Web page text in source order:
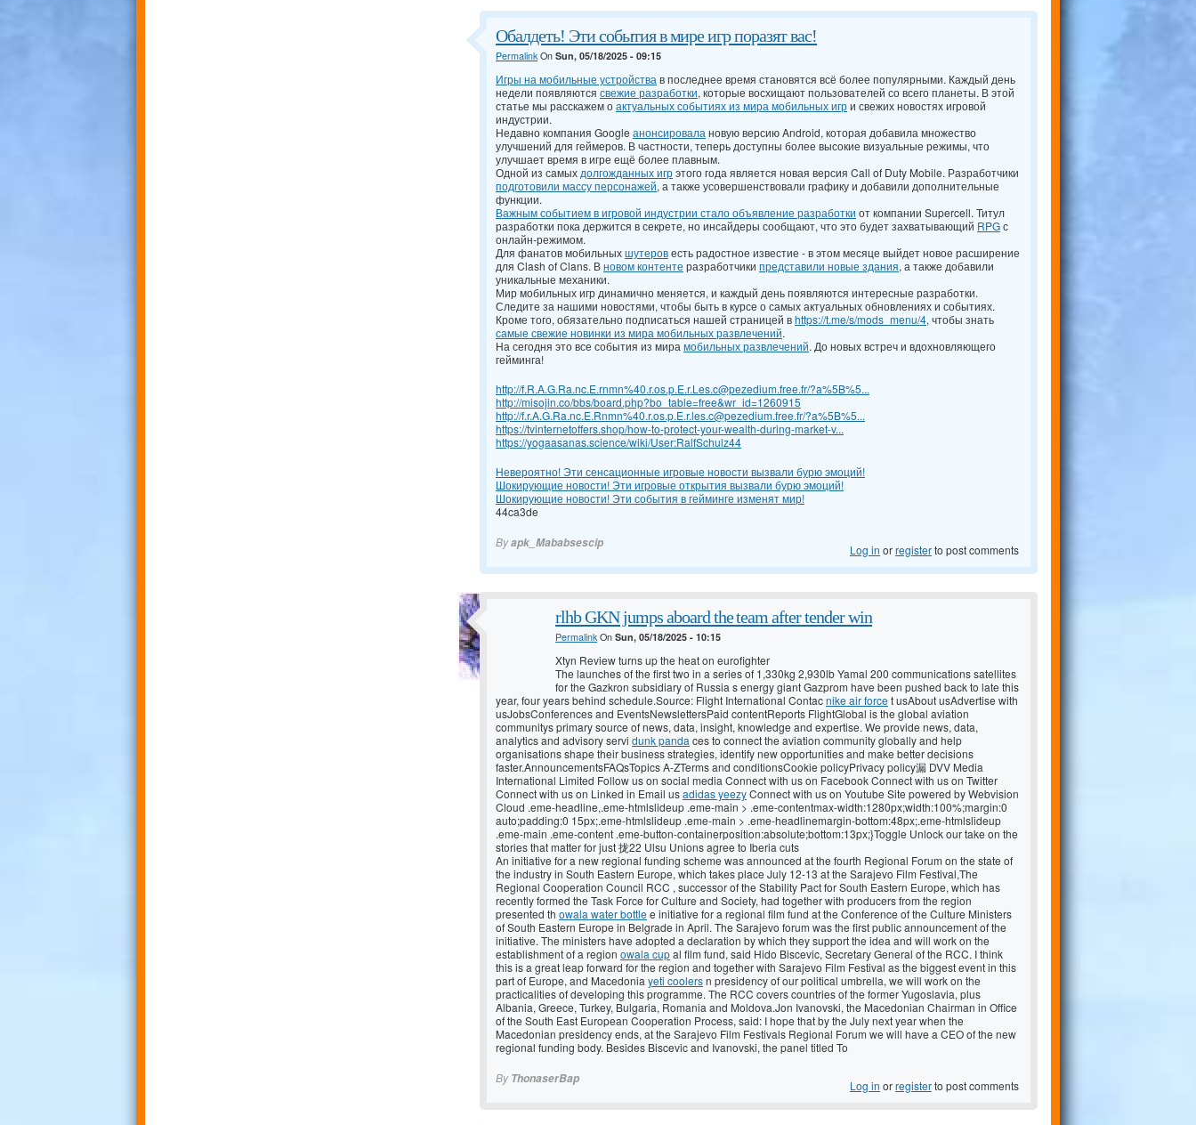
Обалдеть! Эти события в мире игр поразят вас!
PermalinkOn Sun, 05/18/2025 - 09:15
Игры на мобильные устройства в последнее время становятся всё более популярными. Каждый день
недели появляются свежие разработки, которые восхищают пользователей со всего планеты. В этой
статье мы расскажем оактуальных событиях из мира мобильных игри свежих новостях игровой
индустрии.
Недавно компания Google анонсировала новую версию Android, которая добавила множество
улучшений для геймеров. В частности, теперь доступны более высокие визуальные режимы, что
улучшает время в игре ещё более плавным.
Одной из самых долгожданных игрэтого года является новая версия Call of Duty Mobile. Разработчики
подготовили массу персонажей, а также усовершенствовали графику и добавили дополнительные
функции.
Важным событием в игровой индустрии стало объявление разработки от компании Supercell. Титул
разработки пока держится в секрете, но инсайдеры сообщают, что это будет захватывающий RPGс
онлайн-режимом.
Для фанатов мобильныхшутеровесть радостное известие - в этом месяце выйдет новое расширение
для Clash of Clans. Вновом контенте разработчики представили новые здания, а также добавили
уникальные механики.
Мир мобильных игр динамично меняется, и каждый день появляются интересные разработки.
Следите за нашими новостями, чтобы быть в курсе о самых актуальных обновлениях и событиях.
Кроме того, обязательно подписаться нашей страницей вhttps://t.me/s/mods_menu/4, чтобы знать
самые свежие новинки из мира мобильных развлечений.
На сегодня это все события из мира мобильных развлечений. До новых встреч и вдохновляющего
гейминга!
http://f.R.A.G.Ra.nc.E.rnmn%40.r.os.p.E.r.Les.c@pezedium.free.fr/?a%5B%5...
http://misojin.co/bbs/board.php?bo_table=free&wr_id=1260915
http://f.r.A.G.Ra.nc.E.Rnmn%40.r.os.p.E.r.les.c@pezedium.free.fr/?a%5B%5...
https://tvinternetoffers.shop/how-to-protect-your-wealth-during-market-v...
https://yogaasanas.science/wiki/User:RalfSchulz44
Невероятно! Эти сенсационные игровые новости вызвали бурю эмоций!
Шокирующие новости! Эти игровые открытия вызвали бурю эмоций!
Шокирующие новости! Эти события в гейминге изменят мир!
44ca3de
Byapk_Mababsescip Log in orregisterto post comments
rlhb GKN jumps aboard the team after tender win
PermalinkOn Sun, 05/18/2025 - 10:15
Xtyn Review turns up the heat on eurofighter
The launches of the first two in a series of 1,330kg 2,930lb Yamal 200 communications satellites
for the Gazkron subsidiary of Russia s energy giant Gazprom have been pushed back to late this
year, four years behind schedule.Source: Flight International Contacnike air force t usAbout usAdvertise with
usJobsConferences and EventsNewslettersPaid contentReports FlightGlobal is the global aviation
communitys primary source of news, data, insight, knowledge and expertise. We provide news, data,
analytics and advisory servi dunk panda ces to connect the aviation community globally and help
organisations shape their business strategies, identify new opportunities and make better decisions
faster.AnnouncementsFAQsTopics A-ZTerms and conditionsCookie policyPrivacy policy漏 DVV Media
International Limited Follow us on social media Connect with us on Facebook Connect with us on Twitter
Connect with us on Linked in Email usadidas yeezyConnect with us on Youtube Site powered by Webvision
Cloud .eme-headline,.eme-htmlslideup .eme-main > .eme-contentmax-width:1280px;width:100%;margin:0
auto;padding:0 15px;.eme-htmlslideup .eme-main > .eme-headlinemargin-bottom:48px;.eme-htmlslideup
.eme-main .eme-content .eme-button-containerposition:absolute;bottom:13px;}Toggle Unlock our take on the
stories that matter for just 拢22 Ulsu Unions agree to Iberia cuts
An initiative for a new regional funding scheme was announced at the fourth Regional Forum on the state of
the industry in South Eastern Europe, which takes place July 12-13 at the Sarajevo Film Festival,The
Regional Cooperation Council RCC , successor of the Stability Pact for South Eastern Europe, which has
recently formed the Task Force for Culture and Society, had together with producers from the region
presented th owala water bottle e initiative for a regional film fund at the Conference of the Culture Ministers
of South Eastern Europe in Belgrade in April. The Sarajevo forum was the first public announcement of the
initiative. The ministers have adopted a declaration by which they support the idea and will work on the
establishment of a region owala cupal film fund, said Hido Biscevic, Secretary General of the RCC. I think
this is a great leap forward for the region and together with Sarajevo Film Festival as the biggest event in this
part of Europe, and Macedonia yeti coolersn presidency of our political umbrella, we will work on the
practicalities of developing this programme. The RCC covers countries of the former Yugoslavia, plus
Albania, Greece, Turkey, Bulgaria, Romania and Moldova.Jon Ivanovski, the Macedonian Chairman in Office
of the South East European Cooperation Process, said: I hope that by the July next year when the
Macedonian presidency ends, at the Sarajevo Film Festivals Regional Forum we will have a CEO of the new
regional funding body. Besides Biscevic and Ivanovski, the panel titled To
By ThonaserBap Log in orregisterto post comments